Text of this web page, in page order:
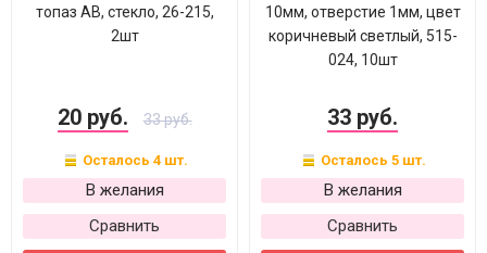
топаз АВ, стекло, 26-215,
2шт
20 руб. 33 руб.
Осталось 4 шт.
В желания
Сравнить
10мм, отверстие 1мм, цвет
коричневый светлый, 515-
024, 10шт
33 руб.
Осталось 5 шт.
В желания
Сравнить